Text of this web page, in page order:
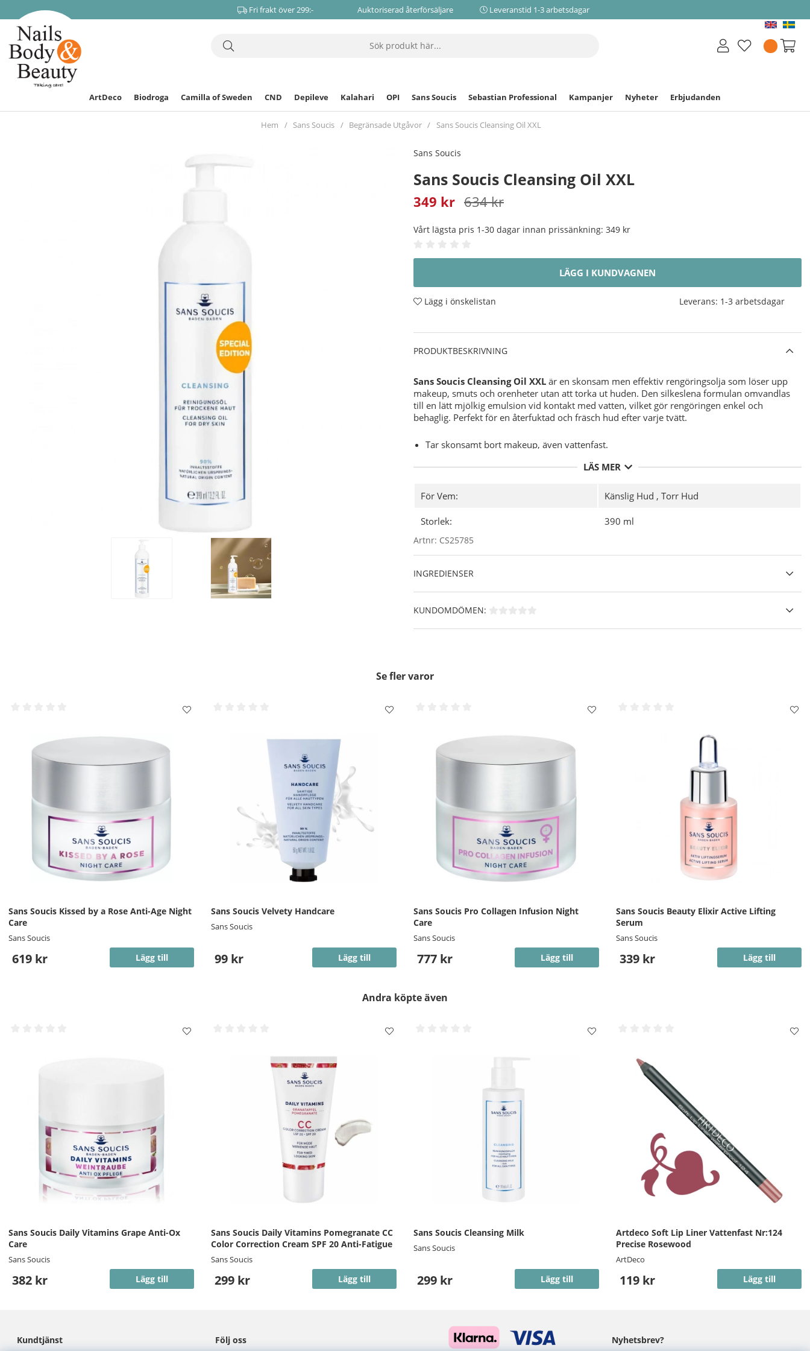
Fri frakt över 299:- Auktoriserad återförsäljare Leveranstid 1-3 arbetsdagar
ArtDeco Biodroga Camilla of Sweden CND Depileve Kalahari OPI Sans Soucis Sebastian Professional Kampanjer Nyheter Erbjudanden
Hem Sans Soucis Begränsade Utgåvor Sans Soucis Cleansing Oil XXL
Sans Soucis
Sans Soucis Cleansing Oil XXL
634kr
349 kr
Vårt lägsta pris 1-30 dagar innan prissänkning: 349 kr
LÄGG I KUNDVAGNEN
Lägg i önskelistan Leverans: 1-3 arbetsdagar
PRODUKTBESKRIVNING
Sans Soucis Cleansing Oil XXL är en skonsam men effektiv rengöringsolja som löser upp
makeup, smuts och orenheter utan att torka ut huden. Den silkeslena formulan omvandlas
till en lätt mjölkig emulsion vid kontakt med vatten, vilket gör rengöringen enkel och
behaglig. Perfekt för en återfuktad och fräsch hud efter varje tvätt.
Tar skonsamt bort makeup, även vattenfast.
Lämnar huden ren, mjuk och fräsch.
rengöring.
Användning -
Applicera på torr hud och massera försiktigt in oljan. Tillsätt vatten för att lösa
LÄS MER
För Vem: Känslig Hud , Torr Hud
Storlek: 390 ml
Artnr: CS25785
INGREDIENSER
KUNDOMDÖMEN:
Se fler varor
Sans Soucis Kissed by a Rose Anti-Age Night
Care
Sans Soucis
619 kr Lägg till
Sans Soucis Velvety Handcare
Sans Soucis
99 kr Lägg till
Sans Soucis Pro Collagen Infusion Night
Care
Sans Soucis
777 kr Lägg till
Sans Soucis Beauty Elixir Active Lifting
Serum
Sans Soucis
339 kr Lägg till
Andra köpte även
Sans Soucis Daily Vitamins Grape Anti-Ox
Care
Sans Soucis
382 kr Lägg till
Sans Soucis Daily Vitamins Pomegranate CC
Color Correction Cream SPF 20 Anti-Fatigue
Sans Soucis
299 kr Lägg till
Sans Soucis Cleansing Milk
Sans Soucis
299 kr Lägg till
Artdeco Soft Lip Liner Vattenfast Nr:124
Precise Rosewood
ArtDeco
119 kr Lägg till
Kundtjänst Följ oss Nyhetsbrev?